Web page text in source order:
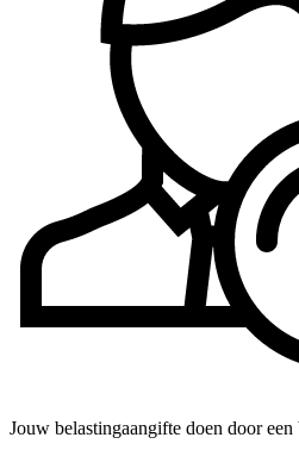
Jouw belastingaangifte doen door